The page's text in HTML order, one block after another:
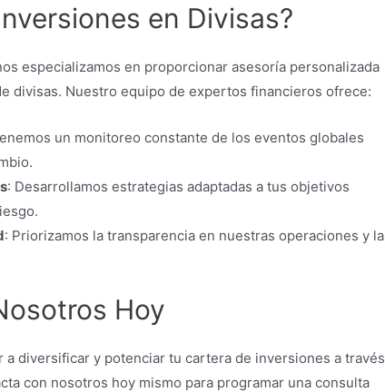
en Divisas?
especializamos en proporcionar asesoría personalizada
divisas. Nuestro equipo de expertos financieros ofrece:
un monitoreo constante de los eventos globales
: Desarrollamos estrategias adaptadas a tus objetivos
: Priorizamos la transparencia en nuestras operaciones y la
Hoy
a diversificar y potenciar tu cartera de inversiones a través
con nosotros hoy mismo para programar una consulta